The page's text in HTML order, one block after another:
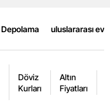
uluslararası
Döviz
Kurları
Altın
Fiyatları